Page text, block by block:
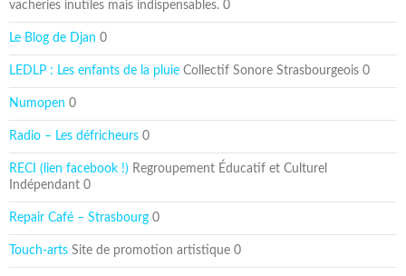
vacheries inutiles mais indispensables. 0
Le Blog de Djan 0
LEDLP : Les enfants de la pluie Collectif Sonore Strasbourgeois 0
Numopen 0
Radio – Les défricheurs 0
RECI (lien facebook !) Regroupement Éducatif et Culturel
Indépendant 0
Repair Café – Strasbourg 0
Touch-arts Site de promotion artistique 0